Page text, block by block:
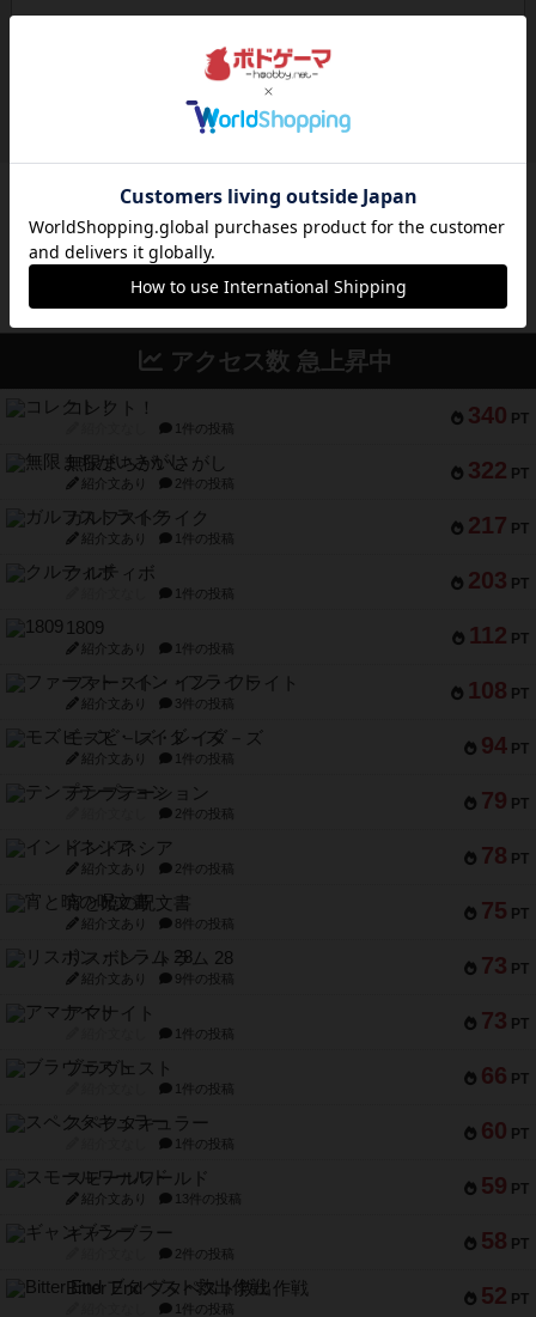
ボドゲーマのアプリ版はこちら
アクセス数 急上昇中
340 PT
コレクト！
1件の投稿
322 PT
無限まちがいさがし
紹介文あり 2件の投稿
217 PT
ガルフストライク
紹介文あり 1件の投稿
203 PT
クルティボ
1件の投稿
112 PT
1809
紹介文あり 1件の投稿
108 PT
ファースト・イン・フライト
紹介文あり 3件の投稿
94 PT
モズビ－ズ・レイダ－ズ
紹介文あり 1件の投稿
79 PT
テンプテーション
2件の投稿
78 PT
インドネシア
紹介文あり 2件の投稿
75 PT
宵と暁の呪文書
紹介文あり 8件の投稿
73 PT
リスボン・トラム 28
紹介文あり 9件の投稿
73 PT
アマナイト
1件の投稿
66 PT
ブラヴェスト
1件の投稿
60 PT
スペクタキュラー
1件の投稿
59 PT
スモールワールド
紹介文あり 13件の投稿
58 PT
ギャンブラー
2件の投稿
52 PT
Bitter End ブタペスト救出作戦
1件の投稿